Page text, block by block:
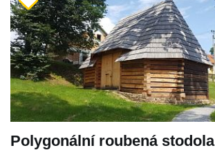
Polygonální roubená stodola